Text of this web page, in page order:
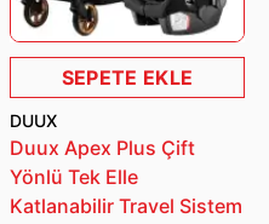
SEPETE EKLE
DUUX
Duux Apex Plus Çift
Yönlü Tek Elle
Katlanabilir Travel Sistem